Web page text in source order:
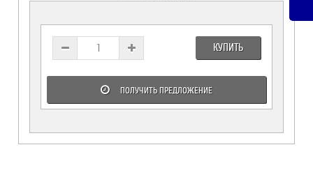
КУПИТЬ
ПОЛУЧИТЬ ПРЕДЛОЖЕНИЕ